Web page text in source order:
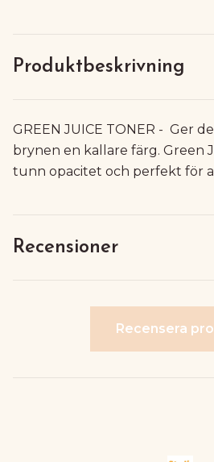
Produktbeskrivning
GREEN JUICE TONER - Ger
brynen en kallare färg. Green
tunn opacitet och perfekt för
Recensioner
Recensera